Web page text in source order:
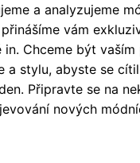
a analyzujeme
vám
Chceme být
a stylu, abyste se
Připravte se na
nových